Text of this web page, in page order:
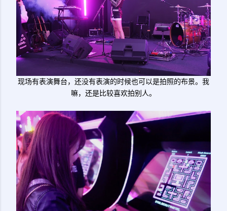
现场有表演舞台，还没有表演的时候也可以是拍照的布景。我
嘛，还是比较喜欢拍别人。